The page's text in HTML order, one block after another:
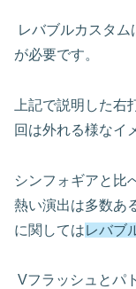
レバブルカスタ
が必要です。
上記で説明した右
回は外れる様なイ
シンフォギアと比
熱い演出は多数あ
に関してはレバブ
Vフラッシュとパ